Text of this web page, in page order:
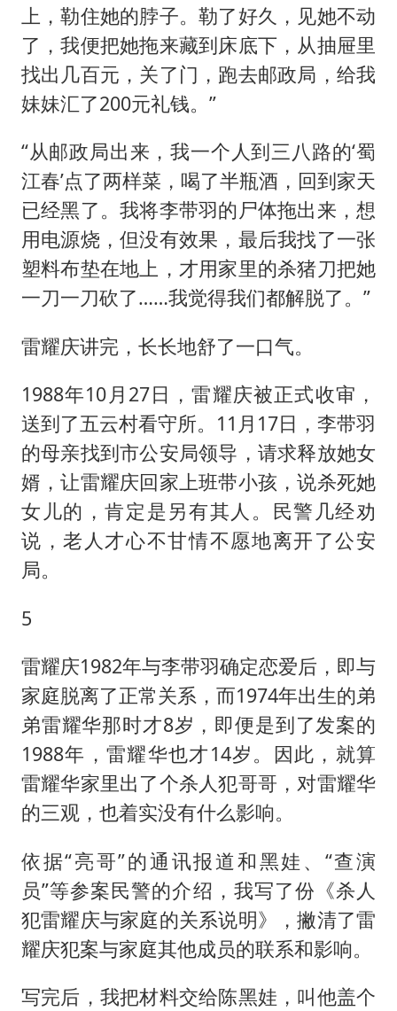
上，勒住她的脖子。勒了好久，见她不动
了，我便把她拖来藏到床底下，从抽屉里
找出几百元，关了门，跑去邮政局，给我
妹妹汇了200元礼钱。”
“从邮政局出来，我一个人到三八路的‘蜀
江春’点了两样菜，喝了半瓶酒，回到家天
已经黑了。我将李带羽的尸体拖出来，想
用电源烧，但没有效果，最后我找了一张
塑料布垫在地上，才用家里的杀猪刀把她
一刀一刀砍了……我觉得我们都解脱了。”
雷耀庆讲完，长长地舒了一口气。
1988年10月27日，雷耀庆被正式收审，
送到了五云村看守所。11月17日，李带羽
的母亲找到市公安局领导，请求释放她女
婿，让雷耀庆回家上班带小孩，说杀死她
女儿的，肯定是另有其人。民警几经劝
说，老人才心不甘情不愿地离开了公安
局。
5
雷耀庆1982年与李带羽确定恋爱后，即与
家庭脱离了正常关系，而1974年出生的弟
弟雷耀华那时才8岁，即便是到了发案的
1988年，雷耀华也才14岁。因此，就算
雷耀华家里出了个杀人犯哥哥，对雷耀华
的三观，也着实没有什么影响。
依据“亮哥”的通讯报道和黑娃、“查演
员”等参案民警的介绍，我写了份《杀人
犯雷耀庆与家庭的关系说明》，撇清了雷
耀庆犯案与家庭其他成员的联系和影响。
写完后，我把材料交给陈黑娃，叫他盖个